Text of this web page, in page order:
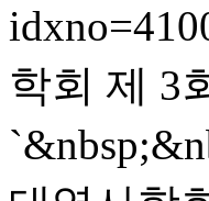
학회 제 3